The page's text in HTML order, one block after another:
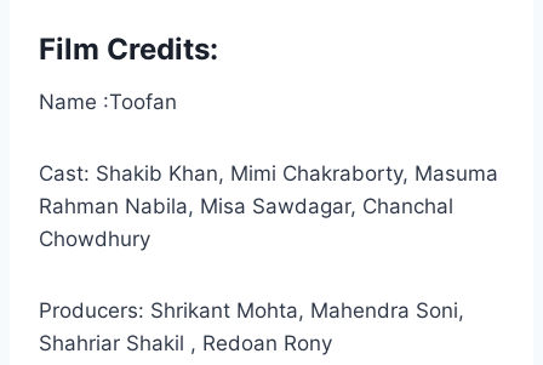
Film Credits:
Name :Toofan
Cast: Shakib Khan, Mimi Chakraborty, Masuma
Rahman Nabila, Misa Sawdagar, Chanchal
Chowdhury
Producers: Shrikant Mohta, Mahendra Soni,
Shahriar Shakil , Redoan Rony